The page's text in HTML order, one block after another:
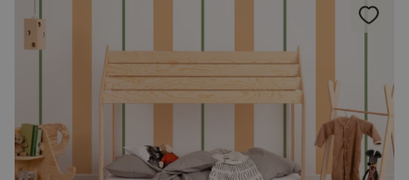
choisies
sur
produit